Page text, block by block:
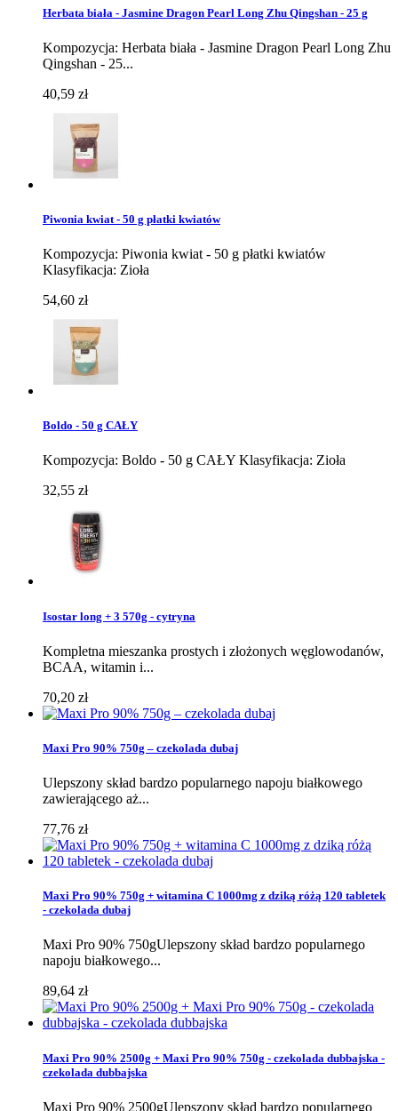
Herbata biała - Jasmine Dragon Pearl Long Zhu Qingshan - 25 g
Kompozycja: Herbata biała - Jasmine Dragon Pearl Long Zhu
Qingshan - 25...
40,59 zł
Piwonia kwiat - 50 g płatki kwiatów
Kompozycja: Piwonia kwiat - 50 g płatki kwiatów
Klasyfikacja: Zioła
54,60 zł
Boldo - 50 g CAŁY
Kompozycja: Boldo - 50 g CAŁY Klasyfikacja: Zioła
32,55 zł
Isostar long + 3 570g - cytryna
Kompletna mieszanka prostych i złożonych węglowodanów,
BCAA, witamin i...
70,20 zł
Maxi Pro 90% 750g – czekolada dubaj
Ulepszony skład bardzo popularnego napoju białkowego
zawierającego aż...
77,76 zł
Maxi Pro 90% 750g + witamina C 1000mg z dziką różą 120 tabletek
- czekolada dubaj
Maxi Pro 90% 750gUlepszony skład bardzo popularnego
napoju białkowego...
89,64 zł
Maxi Pro 90% 2500g + Maxi Pro 90% 750g - czekolada dubbajska -
czekolada dubbajska
Maxi Pro 90% 2500gUlepszony skład bardzo popularnego